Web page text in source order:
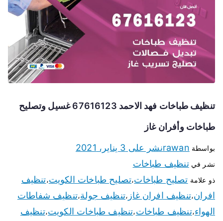
تنظيف طباخات فهد الاحمد 67616123 غسيل وتصليح
طباخات وأفران غاز
بواسطة rawanنشر على 3 يناير، 2021
نشر فيتنظيف طباخات
ذو علامة تصليح طباخات،تصليح طباخات الكويت،تنظيف
افران،تنظيف افران غاز ،تنظيف جولة،تنظيف شفاطات
الهواء،تنظيف طباخات،تنظيف طباخات الكويت،تنظيف